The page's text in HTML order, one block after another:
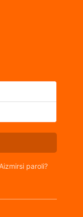
Aizmirsi paroli?